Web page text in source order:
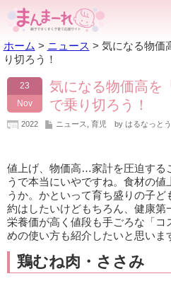
ホーム > ニュース > 気になる物価
り切ろう！
23
Nov
気になる物価高を
で乗り切ろう！
2022 ニュース 育児 by はるなっとう
値上げ、物価高…家計を圧迫する
うで本当にいやですね。食材の値
うか。かといって育ち盛りの子
約はしたいけどもちろん、健康第
栄養価が高く値段も手ごろな「コ
めの使い方も紹介したいと思いま
鶏むね肉・ささみ